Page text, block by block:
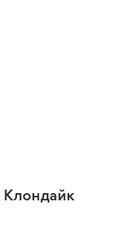
Клондайк